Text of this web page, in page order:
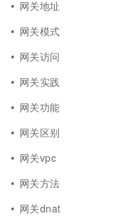
网关地址
网关模式
网关访问
网关实践
网关功能
网关区别
网关vpc
网关方法
网关dnat